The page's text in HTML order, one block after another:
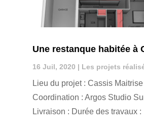
Une restanque habitée à
16 Juil, 2020 | Les projets
Lieu du projet : Cassis Maitrise
Coordination : Argos Studio
Livraison : Durée des travaux :